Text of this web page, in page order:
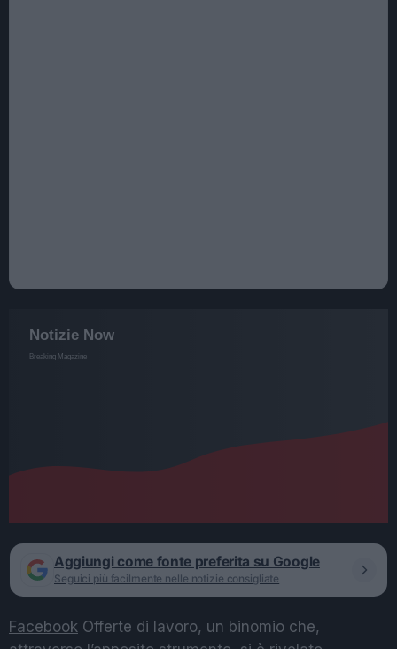
Aggiungi come fonte preferita su Google
Seguici più facilmente nelle notizie consigliate
Facebook Offerte di lavoro, un binomio che,